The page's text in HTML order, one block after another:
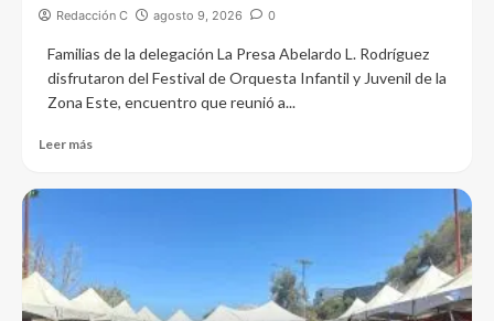
Redacción C agosto 9, 2026 0
Familias de la delegación La Presa Abelardo L. Rodríguez
disfrutaron del Festival de Orquesta Infantil y Juvenil de la
Zona Este, encuentro que reunió a...
Leer más